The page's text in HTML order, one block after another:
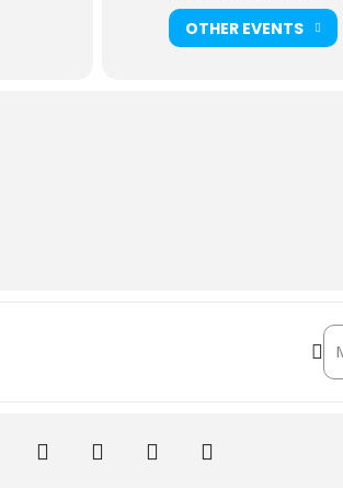
OTHER EVENTS
[2e9lOQIph]